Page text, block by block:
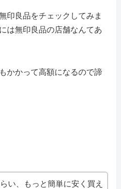
印良品をチェックしてみま
は無印良品の店舗なんてあ
かかって高額になるので諦
い、もっと簡単に安く買え